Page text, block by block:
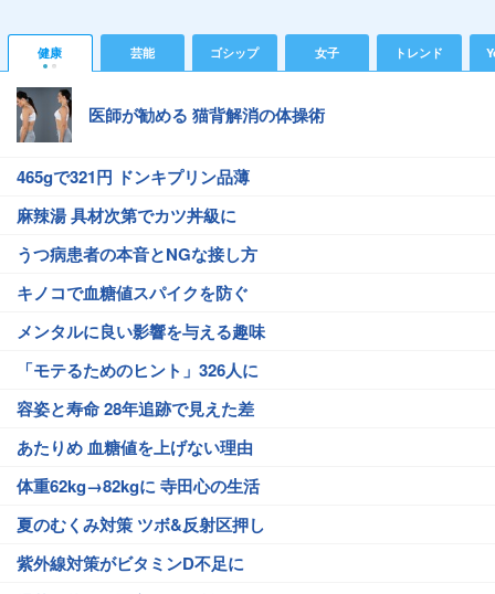
健康 芸能 ゴシップ 女子 トレンド
医師が勧める 猫背解消の体操術
465gで321円 ドンキプリン品薄
麻辣湯 具材次第でカツ丼級に
うつ病患者の本音とNGな接し方
キノコで血糖値スパイクを防ぐ
メンタルに良い影響を与える趣味
「モテるためのヒント」326人に
容姿と寿命 28年追跡で見えた差
あたりめ 血糖値を上げない理由
体重62kg→82kgに 寺田心の生活
夏のむくみ対策 ツボ&反射区押し
紫外線対策がビタミンD不足に